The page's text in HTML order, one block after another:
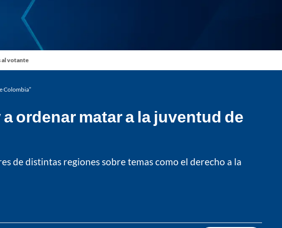
al votante
Colombia”
ordenar matar a la juventud de
de distintas regiones sobre temas como el derecho a la